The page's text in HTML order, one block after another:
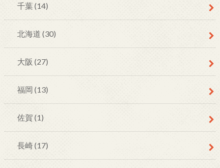
千葉(14)
北海道 (30)
大阪 (27)
福岡 (13)
佐賀 (1)
長崎(17)